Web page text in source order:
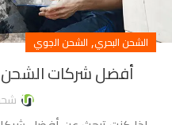
الشحن البحري, الشحن الجوي
أفضل شركات الشحن في